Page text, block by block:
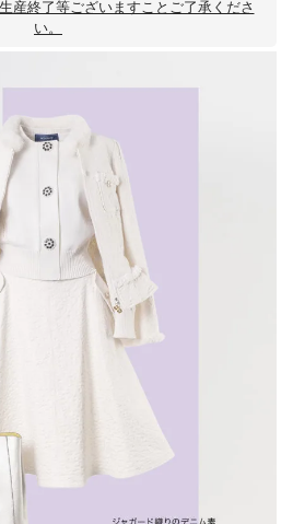
産終了等ございますことご了承くださ
い。